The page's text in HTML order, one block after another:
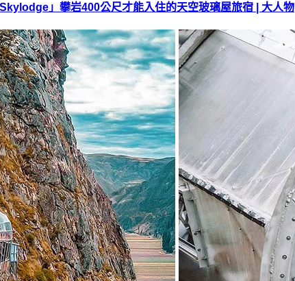
」攀岩400公尺才能入住的天空玻璃屋旅宿 | 大人物